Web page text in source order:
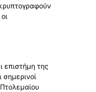
επιστήμη της